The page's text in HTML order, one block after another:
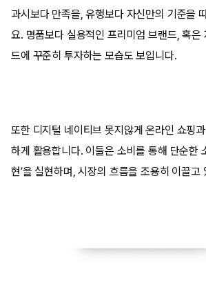
과시보다 만족을, 유행보다 자신만의 기준을
요. 명품보다 실용적인 프리미엄 브랜드, 혹은
드에 꾸준히 투자하는 모습도 보입니다.
또한 디지털 네이티브 못지않게 온라인 쇼핑
하게 활용합니다. 이들은 소비를 통해 단순한
현’을 실현하며, 시장의 흐름을 조용히 이끌고